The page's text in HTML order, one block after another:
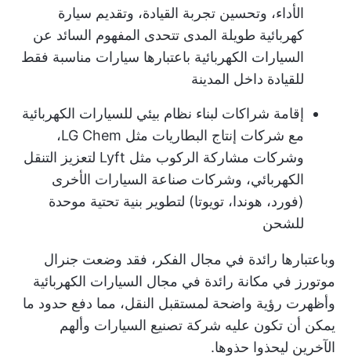
الأداء، وتحسين تجربة القيادة، وتقديم سيارة
كهربائية طويلة المدى تتحدى المفهوم السائد عن
السيارات الكهربائية باعتبارها سيارات مناسبة فقط
للقيادة داخل المدينة
إقامة شراكات لبناء نظام بيئي للسيارات الكهربائية
مع شركات إنتاج البطاريات مثل LG Chem،
وشركات مشاركة الركوب مثل Lyft لتعزيز التنقل
الكهربائي، وشركات صناعة السيارات الأخرى
(فورد، هوندا، تويوتا) لتطوير بنية تحتية موحدة
للشحن
وباعتبارها رائدة في مجال الفكر، فقد وضعت جنرال
موتورز في مكانة رائدة في مجال السيارات الكهربائية
وأظهرت رؤية واضحة لمستقبل النقل، مما دفع حدود ما
يمكن أن تكون عليه شركة تصنيع السيارات وألهم
الآخرين ليحذوا حذوها.